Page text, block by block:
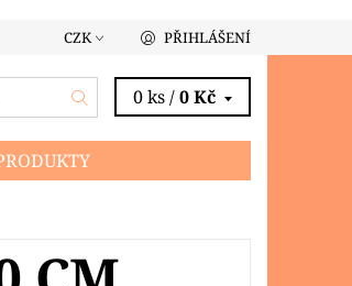
CZK PŘIHLÁŠENÍ
0 ks /0 Kč